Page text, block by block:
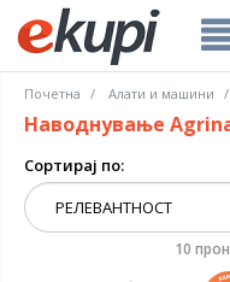
Почетна Алати и машини
Наводнување
Сортирај по:
10